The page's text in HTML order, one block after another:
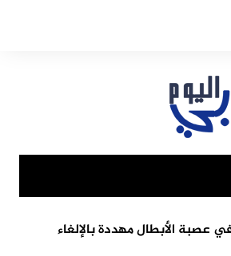
عصبة الأبطال مهددة بالإلغاء